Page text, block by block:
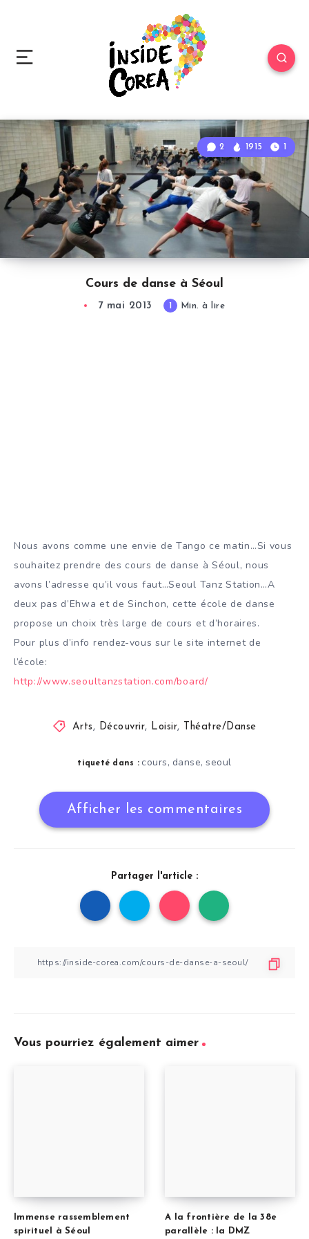
Cours de danse à Séoul
2 1915 1
7 mai 2013 1 Min. à lire
Nous avons comme une envie de Tango ce matin…Si vous
souhaitez prendre des cours de danse à Séoul, nous
avons l’adresse qu’il vous faut…Seoul Tanz Station…A
deux pas d’Ehwa et de Sinchon, cette école de danse
propose un choix très large de cours et d’horaires.
Pour plus d’info rendez-vous sur le site internet de
l’école:
http://www.seoultanzstation.com/board/
Arts , Découvrir, Loisir, Théatre/Danse
tiqueté dans : cours, danse,seoul
Afficher les commentaires
Partager l'article :
Vous pourriez également aimer
Immense rassemblement
spirituel à Séoul
A la frontière de la 38e
parallèle : la DMZ